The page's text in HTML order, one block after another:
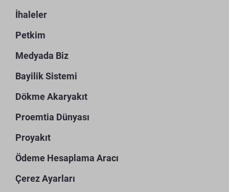
İhaleler
Petkim
Medyada Biz
Bayilik Sistemi
Dökme Akaryakıt
Proemtia Dünyası
Proyakıt
Ödeme Hesaplama Aracı
Çerez Ayarları